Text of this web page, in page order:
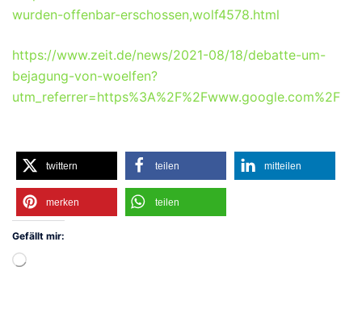
wurden-offenbar-erschossen,wolf4578.html
https://www.zeit.de/news/2021-08/18/debatte-um-
bejagung-von-woelfen?
utm_referrer=https%3A%2F%2Fwww.google.com%2F
twittern teilen mitteilen
merken teilen
Gefällt mir:
Wird